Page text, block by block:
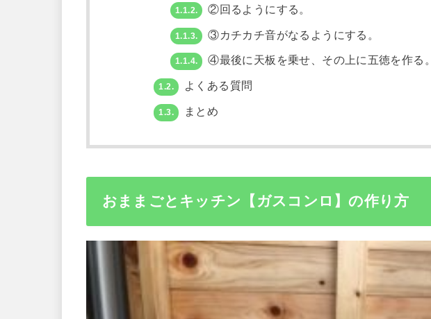
1.1.2. ②回るようにする。
1.1.3. ③カチカチ音がなるようにする。
1.1.4. ④最後に天板を乗せ、その上に五徳を作る。
1.2. よくある質問
1.3. まとめ
おままごとキッチン【ガスコンロ】の作り方